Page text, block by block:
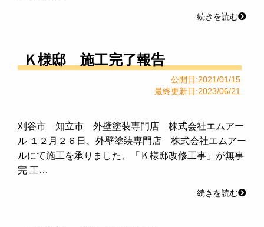
続きを読む
Ｋ様邸 施工完了報告
公開日:2021/01/15
最終更新日:2023/06/21
刈谷市 知立市 外壁塗装専門店 株式会社エムアー
ル １２月２６日、外壁塗装専門店 株式会社エムアー
ルにて施工を承りました、「Ｋ様邸改修工事」が無事
完 工…
続きを読む